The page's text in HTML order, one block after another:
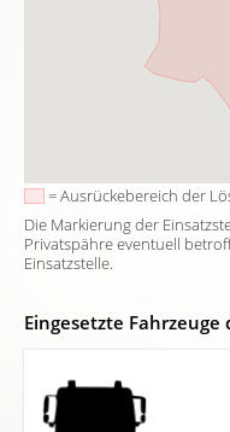
= Ausrückebereich der
Die Markierung der
Privatspähre eventuell
Einsatzstelle.
Eingesetzte Fahrzeuge